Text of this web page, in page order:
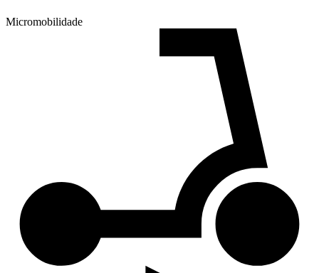
Micromobilidade